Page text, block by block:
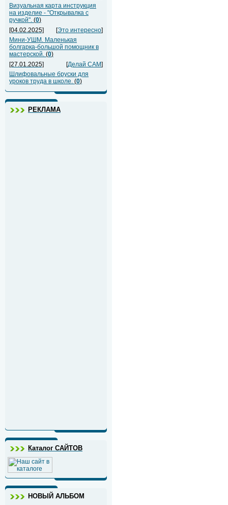
Визуальная карта инструкция
на изделие - "Открывалка с
ручкой". (0)
[04.02.2025]
[Это интересно]
Мини-УШМ. Маленькая
болгарка-большой помощник в
мастерской. (0)
[27.01.2025]
[Делай САМ]
Шлифовальные бруски для
уроков труда в школе. (0)
РЕКЛАМА
Каталог САЙТОВ
НОВЫЙ АЛЬБОМ